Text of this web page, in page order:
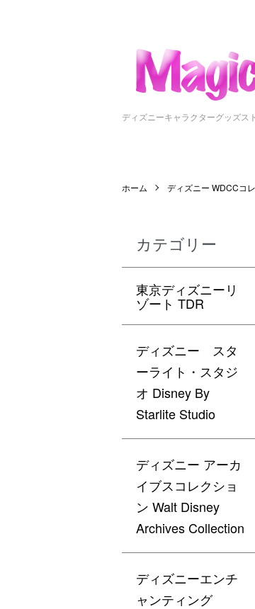
ディズニーキャラクターグッズス
ホーム ディズニー WDCCコ
カテゴリー
東京ディズニーリ
ゾート TDR
ディズニー スタ
ーライト・スタジ
オ Disney By
Starlite Studio
ディズニー アーカ
イブスコレクショ
ン Walt Disney
Archives Collection
ディズニーエンチ
ャンティング